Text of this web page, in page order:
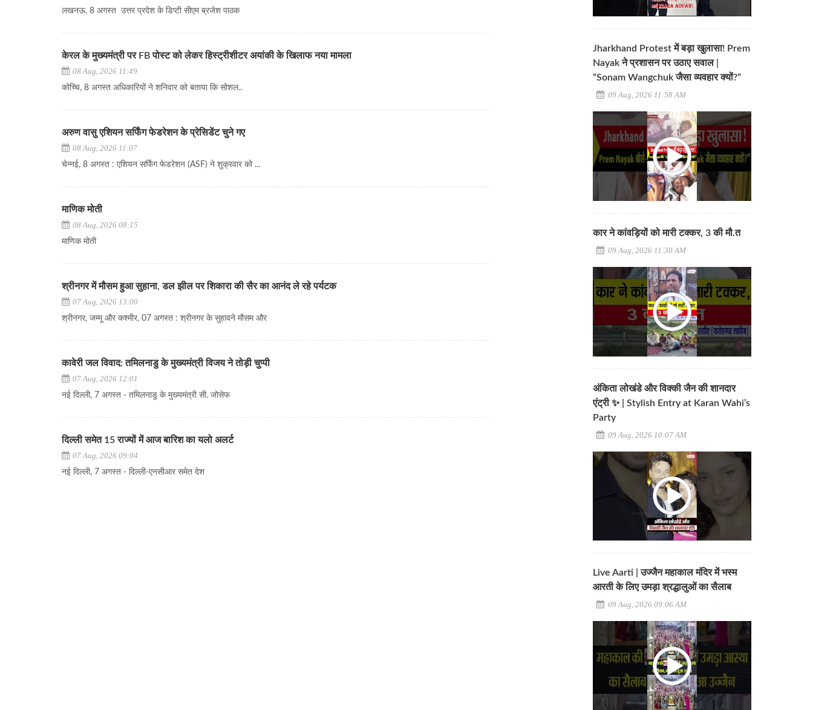
लखनऊ, 8 अगस्त उत्तर प्रदेश के डिप्टी सीएम ब्रजेश पाठक
केरल के मुख्यमंत्री पर FB पोस्ट को लेकर हिस्ट्रीशीटर अयांकी के खिलाफ नया मामला
08 Aug, 2026 11:49
कोच्चि, 8 अगस्त अधिकारियों ने शनिवार को बताया कि सोशल..
अरुण वासु एशियन सर्फिंग फेडरेशन के प्रेसिडेंट चुने गए
08 Aug, 2026 11:07
चेन्नई, 8 अगस्त : एशियन सर्फिंग फेडरेशन (ASF) ने शुक्रवार को ...
माणिक मोती
08 Aug, 2026 08:15
माणिक मोती
श्रीनगर में मौसम हुआ सुहाना, डल झील पर शिकारा की सैर का आनंद ले रहे पर्यटक
07 Aug, 2026 13:00
श्रीनगर, जम्मू और कश्मीर, 07 अगस्त : श्रीनगर के सुहावने मौसम और
कावेरी जल विवाद: तमिलनाडु के मुख्यमंत्री विजय ने तोड़ी चुप्पी
07 Aug, 2026 12:01
नई दिल्ली, 7 अगस्त - तमिलनाडु के मुख्यमंत्री सी. जोसेफ
दिल्ली समेत 15 राज्यों में आज बारिश का यलो अलर्ट
07 Aug, 2026 09:04
नई दिल्ली, 7 अगस्त - दिल्ली-एनसीआर समेत देश
Jharkhand Protest में बड़ा खुलासा! Prem
Nayak ने प्रशासन पर उठाए सवाल |
“Sonam Wangchuk जैसा व्यवहार क्यों?”
09 Aug, 2026 11:58 AM
कार ने कांवड़ियों को मारी टक्कर, 3 की मौ.त
09 Aug, 2026 11:30 AM
अंकिता लोखंडे और विक्की जैन की शानदार
एंट्री ✨ | Stylish Entry at Karan Wahi’s
Party
09 Aug, 2026 10:07 AM
Live Aarti | उज्जैन महाकाल मंदिर में भस्म
आरती के लिए उमड़ा श्रद्धालुओं का सैलाब
09 Aug, 2026 09:06 AM